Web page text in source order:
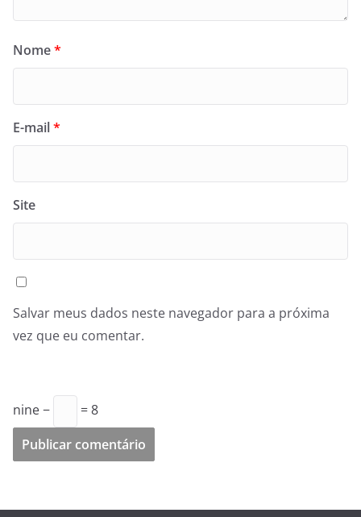
Nome*
E-mail*
Site
Salvar meus dados neste navegador para a próxima
vez que eu comentar.
nine − = 8